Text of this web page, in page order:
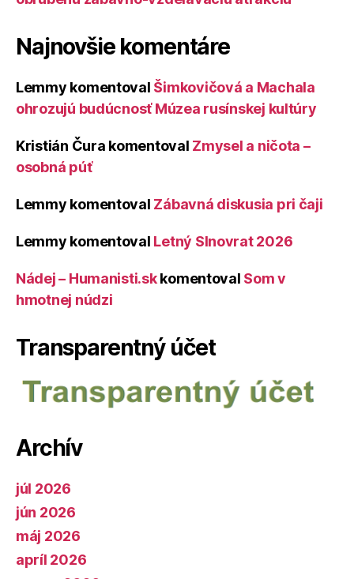
Najnovšie komentáre
Lemmy komentoval Šimkovičová a Machala
ohrozujú budúcnosť Múzea rusínskej kultúry
Kristián Čura komentoval Zmysel a ničota –
osobná púť
Lemmy komentoval Zábavná diskusia pri čaji
Lemmy komentoval Letný Slnovrat 2026
Nádej – Humanisti.skkomentoval Som v
hmotnej núdzi
Transparentný účet
Archív
júl 2026
jún 2026
máj 2026
apríl 2026